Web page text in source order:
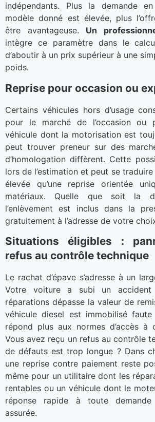
indépendants. Plus la demande
modèle donné est élevée, plus
être avantageuse. Un
intègre ce paramètre dans le
d’aboutir à un prix supérieur à une
poids.
Reprise pour occasion ou
Certains véhicules hors d’usage
pour le marché de l’occasion ou
véhicule dont la motorisation est
peut trouver preneur sur des
d’homologation diffèrent. Cette
lors de l’estimation et peut se
élevée qu’une reprise orientée
matériaux. Quelle que soit la
l’enlèvement est inclus dans la
gratuitement à l’adresse de votre
Situations éligibles :
refus au contrôle technique
Le rachat d’épave s’adresse à un
Votre voiture a subi un
réparations dépasse la valeur de
véhicule diesel est immobilisé
répond plus aux normes d’accès à
Vous avez reçu un refus au contrôle
de défauts est trop longue ? Dans
une reprise contre paiement reste
même pour un utilitaire dont les
rentables ou un véhicule dont le
réponse rapide à toute demande
assurée.